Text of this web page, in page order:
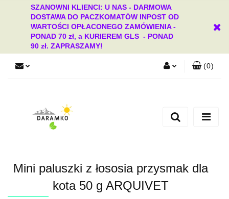
SZANOWNI KLIENCI: U NAS - DARMOWA
DOSTAWA DO PACZKOMATÓW INPOST OD
WARTOŚCI OPŁACONEGO ZAMÓWIENIA -
PONAD 70 zł, a KURIEREM GLS - PONAD
90 zł. ZAPRASZAMY!
Dodaj zgłoszenie
(0)
Mini paluszki z łososia przysmak dla
kota 50 g ARQUIVET